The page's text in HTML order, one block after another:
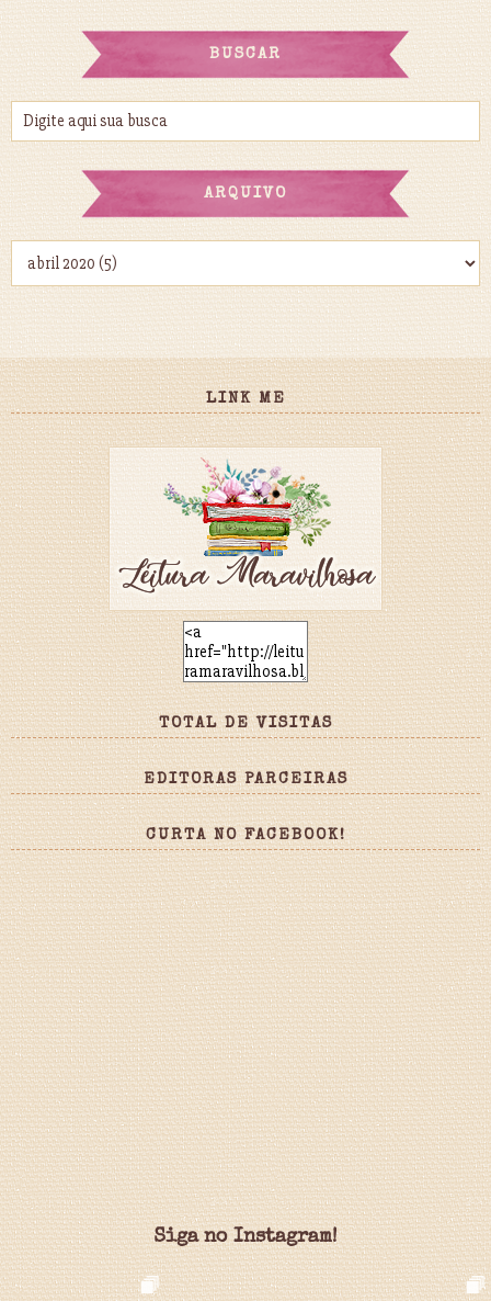
BUSCAR
ARQUIVO
LINK ME
TOTAL DE VISITAS
EDITORAS PARCEIRAS
CURTA NO FACEBOOK!
Siga no Instagram!